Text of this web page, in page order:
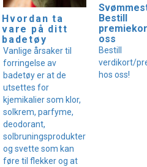
Hvordan ta
vare på ditt
badetøy
Vanlige årsaker til
forringelse av
badetøy er at de
utsettes for
kjemikalier som klor,
solkrem, parfyme,
deodorant,
solbruningsprodukter
og svette som kan
føre til flekker og at
Bestill
oss
Bestill
verdikort/
hos oss!